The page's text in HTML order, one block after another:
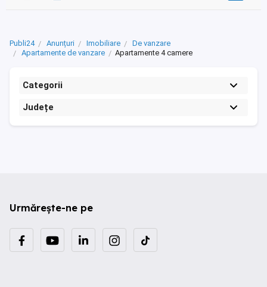
Publi24 Anunțuri Imobiliare
De vanzare
Apartamente de vanzare
Apartamente 4 camere
Categorii
Județe
Urmărește-ne pe